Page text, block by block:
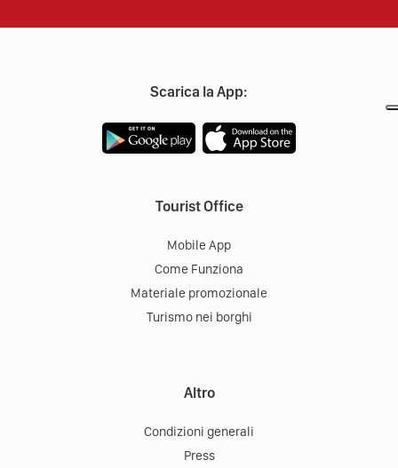
Scarica la App:
Tourist Office
Mobile App
Come Funziona
Materiale promozionale
Turismo nei borghi
Altro
Condizioni generali
Press